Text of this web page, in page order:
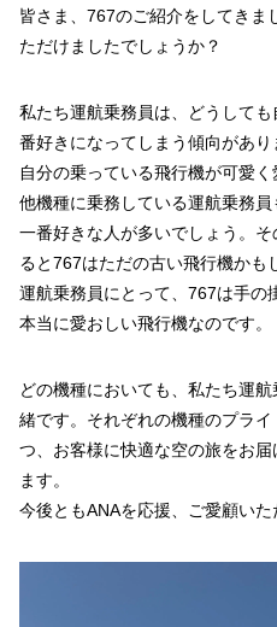
皆さま、767のご紹介をしてきま
ただけましたでしょうか？
私たち運航乗務員は、どうして
番好きになってしまう傾向があり
自分の乗っている飛行機が可愛く
他機種に乗務している運航乗務
一番好きな人が多いでしょう。
ると767はただの古い飛行機かも
運航乗務員にとって、767は手の
本当に愛おしい飛行機なのです。
どの機種においても、私たち運
緒です。それぞれの機種のプラ
つ、お客様に快適な空の旅をお
ます。
今後ともANAを応援、ご愛顧いた